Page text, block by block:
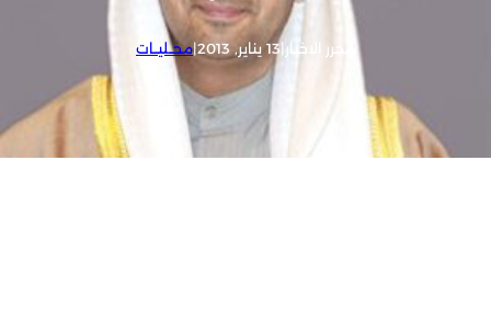
محرر الاخبار 13 يناير, 2013 |محــليــات